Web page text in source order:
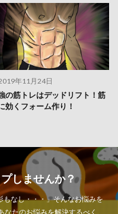
年11月24日
の筋トレはデッドリフト！筋
効くフォーム作り！
しませんか？
もなし・・・」そんなお悩みを
なたのお悩みを解決するべく、